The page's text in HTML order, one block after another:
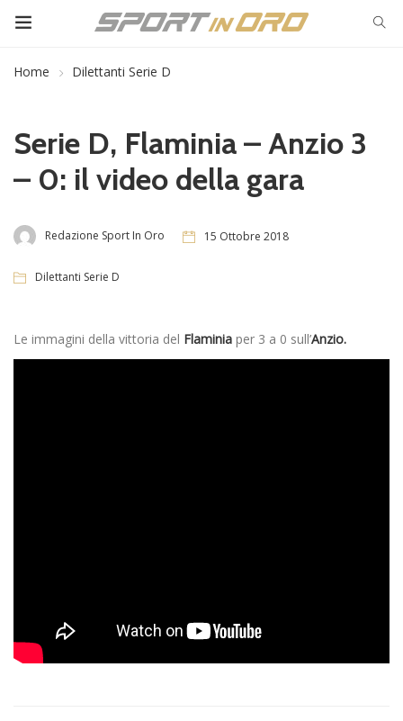
Home Dilettanti Serie D
Serie D, Flaminia – Anzio 3
– 0: il video della gara
Redazione Sport In Oro 15 Ottobre 2018
Dilettanti Serie D
Le immagini della vittoria del Flaminia per 3 a 0 sull’Anzio.